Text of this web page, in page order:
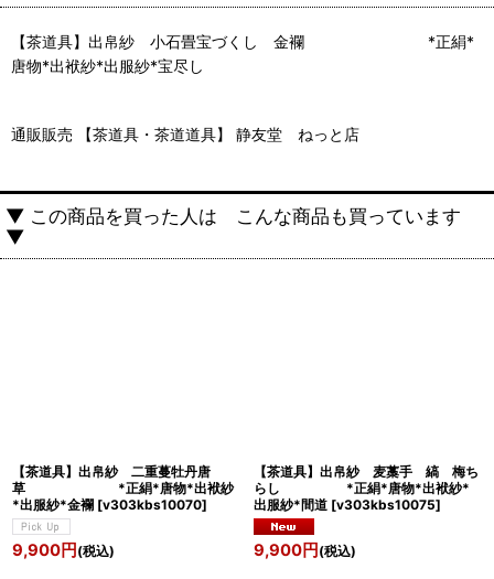
【茶道具】出帛紗 小石畳宝づくし 金襴 *正絹*
唐物*出袱紗*出服紗*宝尽し
通販販売 【茶道具・茶道道具】 静友堂 ねっと店
▼ この商品を買った人は こんな商品も買っています
▼
【茶道具】出帛紗 二重蔓牡丹唐
草 *正絹*唐物*出袱紗
*出服紗*金襴 [v303kbs10070]
9,900円 (税込)
【茶道具】出帛紗 麦藁手 縞 梅ち
らし *正絹*唐物*出袱紗*
出服紗*間道 [v303kbs10075]
9,900円 (税込)